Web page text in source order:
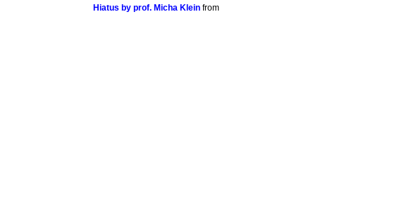
Hiatus by prof. Micha Klein from